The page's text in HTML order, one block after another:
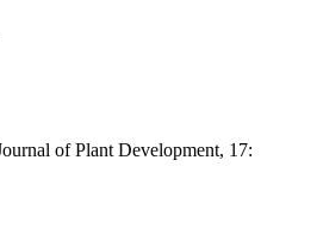
of Plant Development, 17: